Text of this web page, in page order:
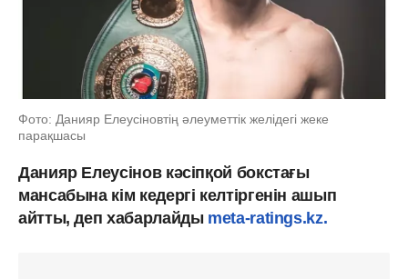
Фото: Данияр Елеусіновтің әлеуметтік желідегі жеке
парақшасы
Данияр Елеусінов кәсіпқой бокстағы
мансабына кім кедергі келтіргенін ашып
айтты, деп хабарлайды meta-ratings.kz.